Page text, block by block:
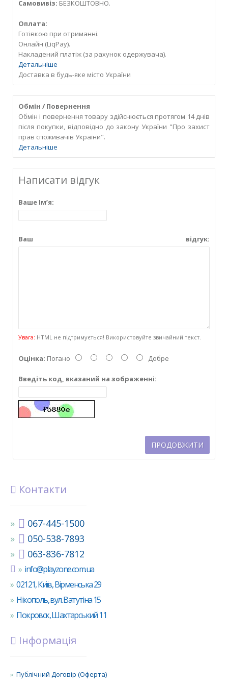
Самовивіз: БЕЗКОШТОВНО.
Оплата:
Готівкою при отриманні.
Онлайн (LiqPay).
Накладений платіж (за рахунок одержувача).
Детальніше
Доставка в будь-яке місто України
Обмін / Повернення
Обмін і повернення товару здійснюється протягом 14 днів
після покупки, відповідно до закону України "Про захист
прав споживачів України".
Детальніше
Написати відгук
Ваше Ім’я:
Ваш відгук:
Увага: HTML не підтримується! Використовуйте звичайний текст.
Оцінка: Погано Добре
Введіть код, вказаний на зображенні:
ПРОДОВЖИТИ
Контакти
067-445-1500
050-538-7893
063-836-7812
info@playzone.com.ua
02121, Київ, Вірменська 29
Нікополь, вул. Ватутіна 15
Покровск, Шахтарський 11
Інформація
Публічний Договір (Оферта)